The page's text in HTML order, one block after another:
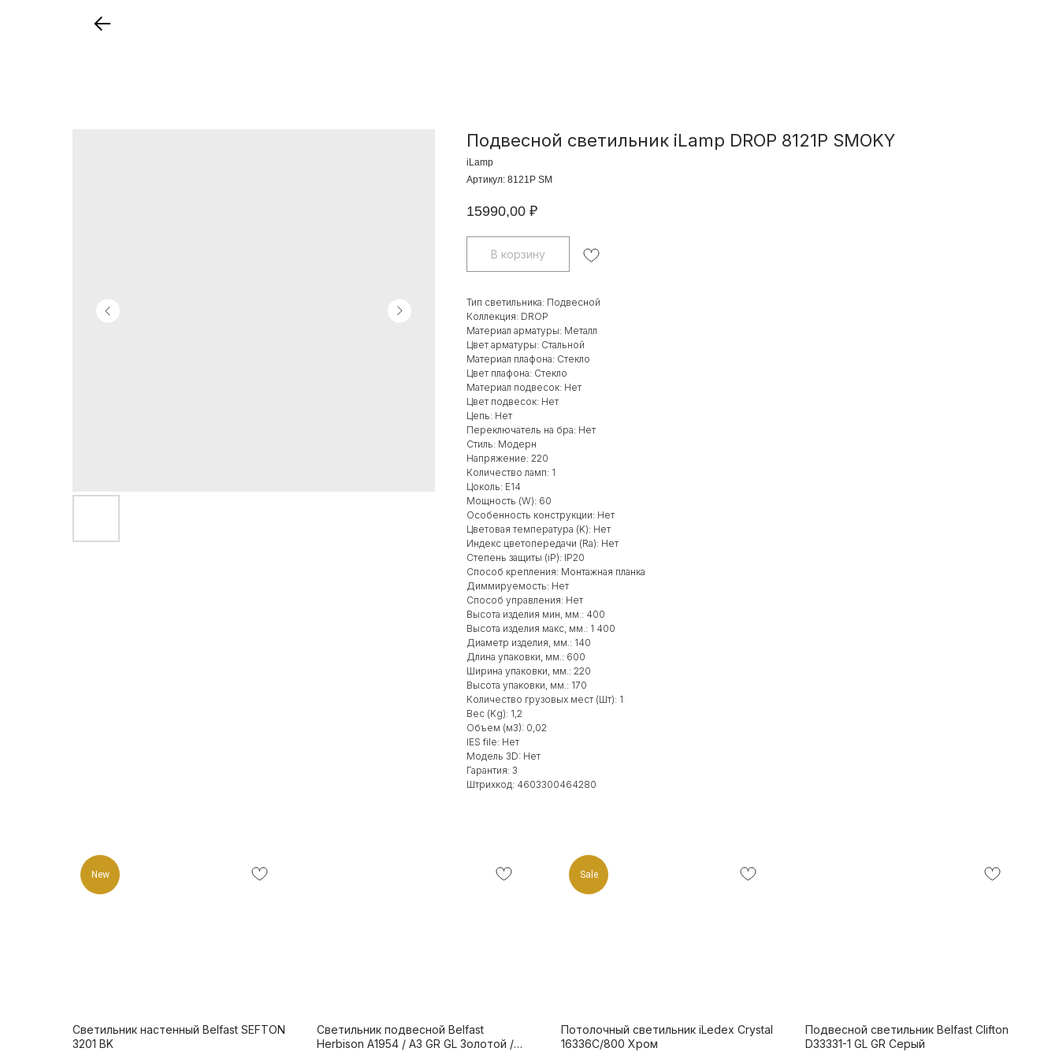
Подвесной светильник iLamp DROP 8121P SMOKY
iLamp
Артикул: 8121P SM
15990,00 ₽
В корзину
Тип светильника: Подвесной
Коллекция: DROP
Материал арматуры: Металл
Цвет арматуры: Стальной
Материал плафона: Стекло
Цвет плафона: Стекло
Материал подвесок: Нет
Цвет подвесок: Нет
Цепь: Нет
Переключатель на бра: Нет
Стиль: Модерн
Напряжение: 220
Количество ламп: 1
Цоколь: Е14
Мощность (W): 60
Особенность конструкции: Нет
Цветовая температура (K): Нет
Индекс цветопередачи (Ra): Нет
Степень защиты (iP): IP20
Способ крепления: Монтажная планка
Диммируемость: Нет
Способ управления: Нет
Высота изделия мин, мм.: 400
Высота изделия макс, мм.: 1 400
Диаметр изделия, мм.: 140
Длина упаковки, мм.: 600
Ширина упаковки, мм.: 220
Высота упаковки, мм.: 170
Количество грузовых мест (Шт): 1
Вес (Kg): 1,2
Объем (м3): 0,02
IES file: Нет
Модель 3D: Нет
Гарантия: 3
Штрихкод: 4603300464280
New
Светильник настенный Belfast SEFTON
3201 BK
Светильник подвесной Belfast
Herbison A1954 / A3 GR GL Золотой /
Sale
Потолочный светильник iLedex Crystal
16336C/800 Хром
Подвесной светильник Belfast Clifton
D33331-1 GL GR Серый